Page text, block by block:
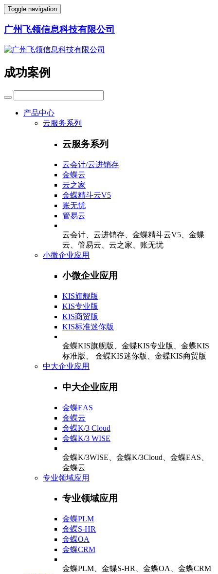
Toggle navigation
广州飞领信息科技有限公司
成功案例
产品中心
云服务系列
云服务系列
云会计/云进销存
金蝶云
云之家
金蝶精斗云V5
账无忧
管易云
云会计、云进销存、金蝶精斗云V5、金蝶
云、管易云、云之家、账无忧
小微企业应用
小微企业应用
KIS旗舰版
KIS专业版
KIS商贸版
KIS标准迷你版
金蝶KIS旗舰版、金蝶KIS专业版、金蝶KIS
标准版、 金蝶KIS迷你版、金蝶KIS商贸版
中大企业应用
中大企业应用
金蝶EAS
金蝶云
金蝶K/3 Cloud
金蝶K/3 WISE
金蝶K/3WISE、金蝶K/3Cloud、金蝶EAS、
金蝶云
专业领域应用
专业领域应用
金蝶PLM
金蝶S-HR
金蝶OA
金蝶CRM
金蝶PLM、金蝶S-HR、金蝶OA、金蝶CRM